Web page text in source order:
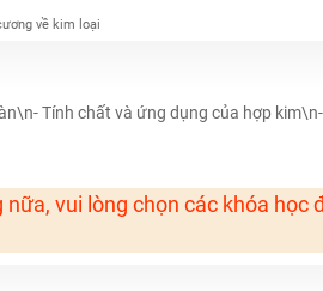
ít nhất 25 điểm
Tuyensinh247 (Từ 16-18/07/2025)
2018
lai!
về kim loại
Tính chất và ứng dụng của hợp
vui lòng chọn các khóa học